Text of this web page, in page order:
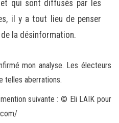
qui sont diffusés par les
il y a tout lieu de penser
de la désinformation.
mon analyse. Les électeurs
telles aberrations.
suivante : © Eli LAIK pour